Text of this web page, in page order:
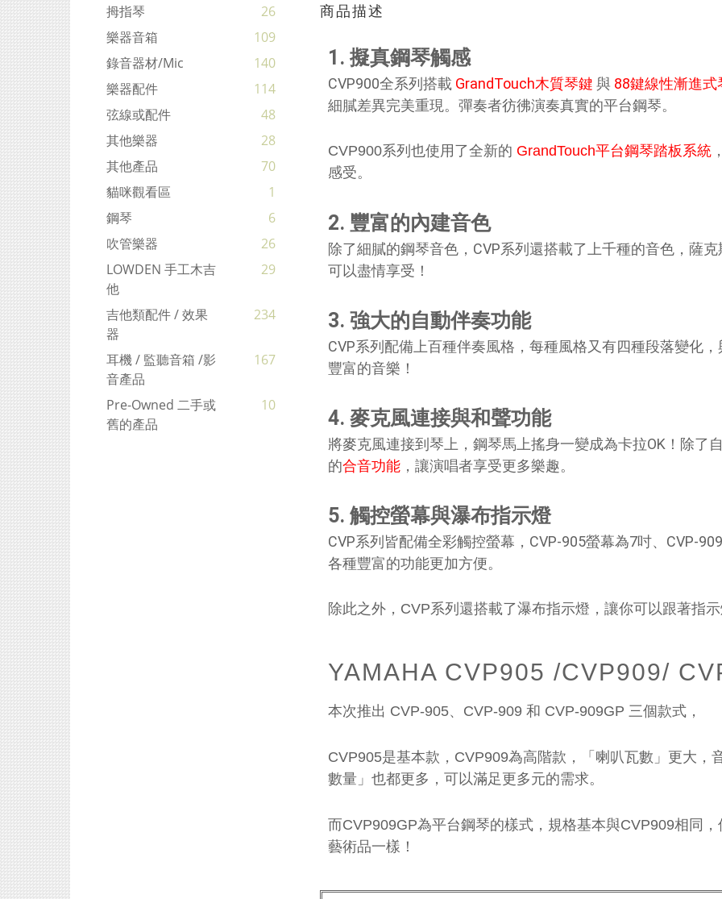
拇指琴
26
樂器音箱
109
錄音器材/mic
140
樂器配件
114
弦線或配件
48
其他樂器
28
其他產品
70
貓咪觀看區
1
鋼琴
6
吹管樂器
26
LOWDEN 手工木吉
他
29
吉他類配件 / 效果
器
234
耳機 / 監聽音箱 /影
音產品
167
Pre-Owned 二手或
舊的產品
10
商品描述
1. 擬真鋼琴觸感
CVP900全系列搭載 GrandTouch木質琴鍵 與 88鍵線性漸進式
細膩差異完美重現。彈奏者彷彿演奏真實的平台鋼琴。
CVP900系列也使用了全新的 GrandTouch平台鋼琴踏板系統
感受。
2. 豐富的內建音色
除了細膩的鋼琴音色，CVP系列還搭載了上千種的音色，薩
可以盡情享受！
3. 強大的自動伴奏功能
CVP系列配備上百種伴奏風格，每種風格又有四種段落變化
豐富的音樂！
4. 麥克風連接與和聲功能
將麥克風連接到琴上，鋼琴馬上搖身一變成為卡拉OK！除了
的合音功能 ，讓演唱者享受更多樂趣。
5. 觸控螢幕與瀑布指示燈
CVP系列皆配備全彩觸控螢幕，CVP-905螢幕為7吋、CVP-
各種豐富的功能更加方便。
除此之外，CVP系列還搭載了瀑布指示燈，讓你可以跟著指
YAMAHA CVP905 /CVP909/
本次推出 CVP-905、CVP-909 和 CVP-909GP 三個款式，
CVP905是基本款，CVP909為高階款，「喇叭瓦數」更大，
數量」也都更多，可以滿足更多元的需求。
而CVP909GP為平台鋼琴的樣式，規格基本與CVP909相同
藝術品一樣！